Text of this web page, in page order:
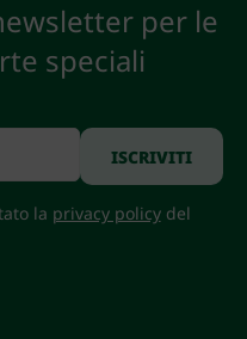
per le
speciali
la privacy policydel